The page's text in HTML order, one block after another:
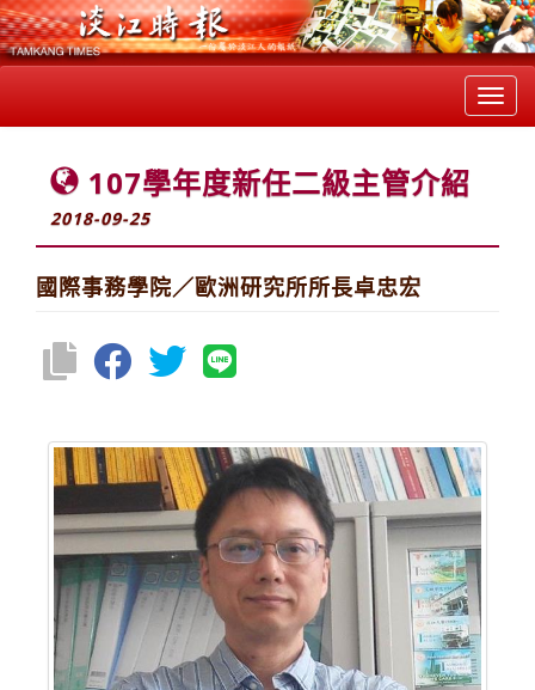
107學年度新任二級主管介紹
2018-09-25
國際事務學院／歐洲研究所所長卓忠宏